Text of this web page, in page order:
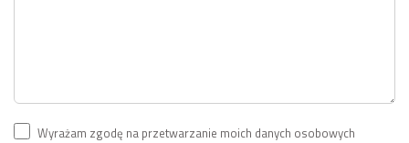
Wyrażam zgodę na przetwarzanie moich danych osobowych